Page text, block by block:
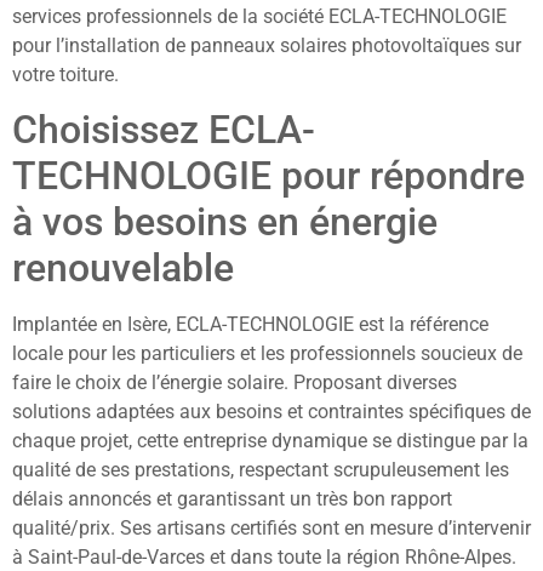
services professionnels de la société ECLA-TECHNOLOGIE
pour l’installation de panneaux solaires photovoltaïques sur
votre toiture.
Choisissez ECLA-
TECHNOLOGIE pour répondre
à vos besoins en énergie
renouvelable
Implantée en Isère, ECLA-TECHNOLOGIE est la référence
locale pour les particuliers et les professionnels soucieux de
faire le choix de l’énergie solaire. Proposant diverses
solutions adaptées aux besoins et contraintes spécifiques de
chaque projet, cette entreprise dynamique se distingue par la
qualité de ses prestations, respectant scrupuleusement les
délais annoncés et garantissant un très bon rapport
qualité/prix. Ses artisans certifiés sont en mesure d’intervenir
à Saint-Paul-de-Varces et dans toute la région Rhône-Alpes.